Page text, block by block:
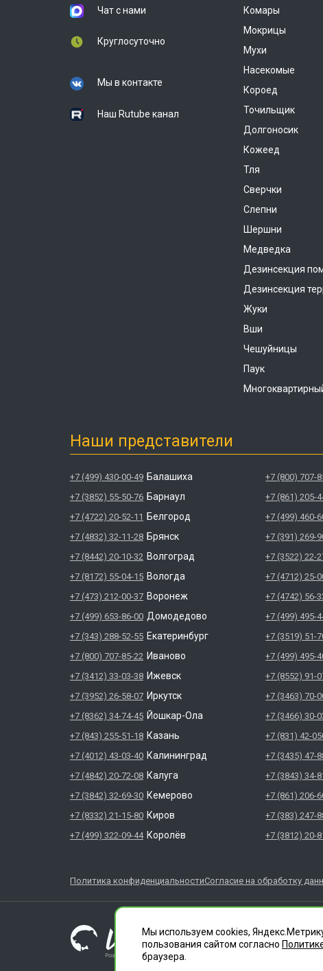
Чат с нами
Круглосуточно
Мы в контакте
Наш Rutube канал
Комары
Мокрицы
Мухи
Насекомые
Короед
Точильщик
Долгоносик
Кожеед
Тля
Сверчки
Слепни
Шершни
Медведка
Дезинсекция
Дезинсекция
Жуки
Вши
Чешуйницы
Паук
Наши представители
+7 (499) 430-00-49 Балашиха
+7 (3852) 55-50-76 Барнаул
+7 (4722) 20-52-11 Белгород
+7 (4832) 32-11-28 Брянск
+7 (8442) 20-10-32 Волгоград
+7 (8172) 55-04-15 Вологда
+7 (473) 212-00-37 Воронеж
+7 (499) 653-86-00 Домодедово
+7 (343) 288-52-55 Екатеринбург
+7 (800) 707-85-22 Иваново
+7 (3412) 33-03-38 Ижевск
+7 (3952) 26-58-07 Иркутск
+7 (8362) 34-74-45 Йошкар-Ола
+7 (843) 255-51-18 Казань
+7 (4012) 43-03-40 Калининград
+7 (4842) 20-72-08 Калуга
+7 (3842) 32-69-30 Кемерово
+7 (8332) 21-15-80 Киров
+7 (499) 322-09-44 Королёв
+7 (800) 707-
+7 (861) 205-
+7 (499) 460-
+7 (391) 269-
+7 (3522) 22-
+7 (4712) 25-
+7 (4742) 56-
+7 (499) 495-
+7 (3519) 51-
+7 (499) 495-
+7 (8552) 91-
+7 (3463) 70-
+7 (3466) 30-
+7 (831) 42-
+7 (3435) 47-
+7 (3843) 34-
+7 (861) 206-
+7 (383) 247-
+7 (3812) 20-
Политика конфиденциальностиСогласие на обработку
ООО "СЛУЖБА
1196658010020
Лицензия
Мы используем cookies,
пользования сайтом согласно
браузера.